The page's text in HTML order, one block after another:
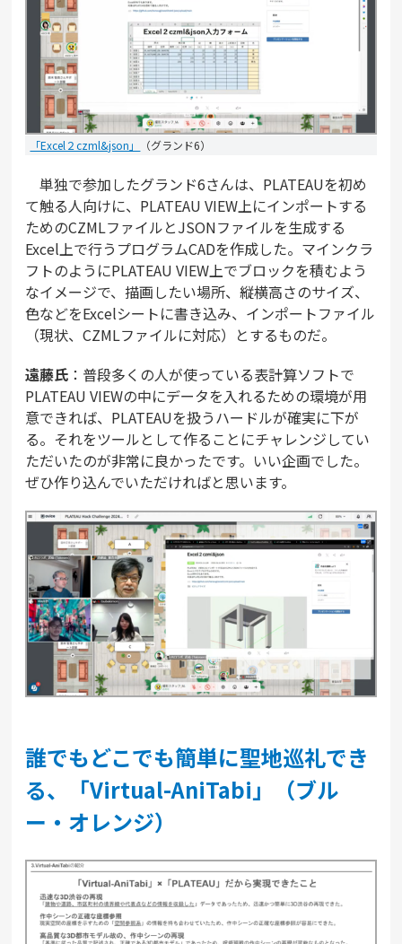
「Excel２czml&json」 （グランド6）
単独で参加したグランド6さんは、PLATEAUを初め
て触る人向けに、PLATEAU VIEW上にインポートする
ためのCZMLファイルとJSONファイルを生成する
Excel上で行うプログラムCADを作成した。マインクラ
フトのようにPLATEAU VIEW上でブロックを積むよう
なイメージで、描画したい場所、縦横高さのサイズ、
色などをExcelシートに書き込み、インポートファイル
（現状、CZMLファイルに対応）とするものだ。
遠藤氏 ：普段多くの人が使っている表計算ソフトで
PLATEAU VIEWの中にデータを入れるための環境が用
意できれば、PLATEAUを扱うハードルが確実に下が
る。それをツールとして作ることにチャレンジしてい
ただいたのが非常に良かったです。いい企画でした。
ぜひ作り込んでいただければと思います。
誰でもどこでも簡単に聖地巡礼でき
る、「Virtual-AniTabi」（ブル
ー・オレンジ）